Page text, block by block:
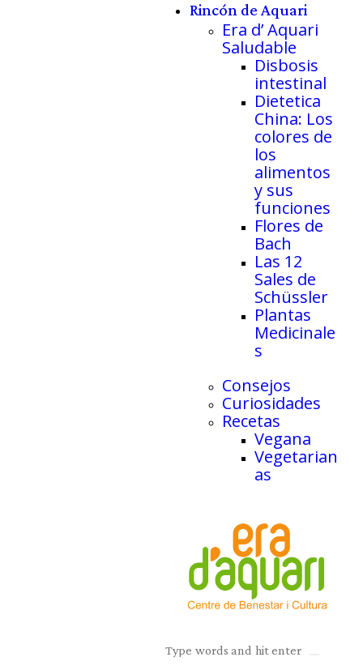
Rincón de Aquari
Era d’ Aquari
Saludable
Disbosis
intestinal
Dietetica
China: Los
colores de
los
alimentos
y sus
funciones
Flores de
Bach
Las 12
Sales de
Schüssler
Plantas
Medicinale
s
Consejos
Curiosidades
Recetas
Vegana
Vegetarian
as